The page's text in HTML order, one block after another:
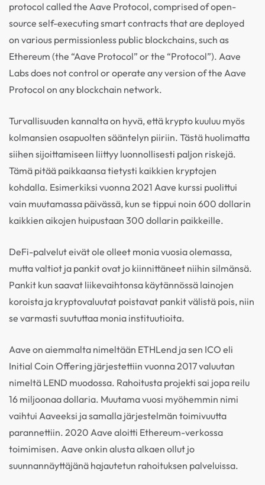
protocol called the Aave Protocol, comprised of open-
source self-executing smart contracts that are deployed
on various permissionless public blockchains, such as
Ethereum (the “Aave Protocol” or the “Protocol”). Aave
Labs does not control or operate any version of the Aave
Protocol on any blockchain network.
Turvallisuuden kannalta on hyvä, että krypto kuuluu myös
kolmansien osapuolten sääntelyn piiriin. Tästä huolimatta
siihen sijoittamiseen liittyy luonnollisesti paljon riskejä.
Tämä pitää paikkaansa tietysti kaikkien kryptojen
kohdalla. Esimerkiksi vuonna 2021 Aave kurssi puolittui
vain muutamassa päivässä, kun se tippui noin 600 dollarin
kaikkien aikojen huipustaan 300 dollarin paikkeille.
DeFi-palvelut eivät ole olleet monia vuosia olemassa,
mutta valtiot ja pankit ovat jo kiinnittäneet niihin silmänsä.
Pankit kun saavat liikevaihtonsa käytännössä lainojen
koroista ja kryptovaluutat poistavat pankit välistä pois, niin
se varmasti suututtaa monia instituutioita.
Aave on aiemmalta nimeltään ETHLend ja sen ICO eli
Initial Coin Offering järjestettiin vuonna 2017 valuutan
nimeltä LEND muodossa. Rahoitusta projekti sai jopa reilu
16 miljoonaa dollaria. Muutama vuosi myöhemmin nimi
vaihtui Aaveeksi ja samalla järjestelmän toimivuutta
parannettiin. 2020 Aave aloitti Ethereum-verkossa
toimimisen. Aave onkin alusta alkaen ollut jo
suunnannäyttäjänä hajautetun rahoituksen palveluissa.